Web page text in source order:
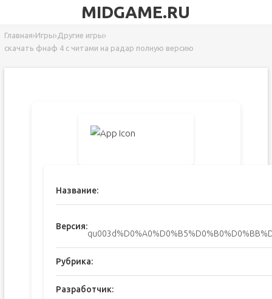
MIDGAME.RU
Главная›Игры› Другие игры›
скачать фнаф 4 с читами на радар полную версию
Название:
Версия:
Рубрика:
Разработчик: